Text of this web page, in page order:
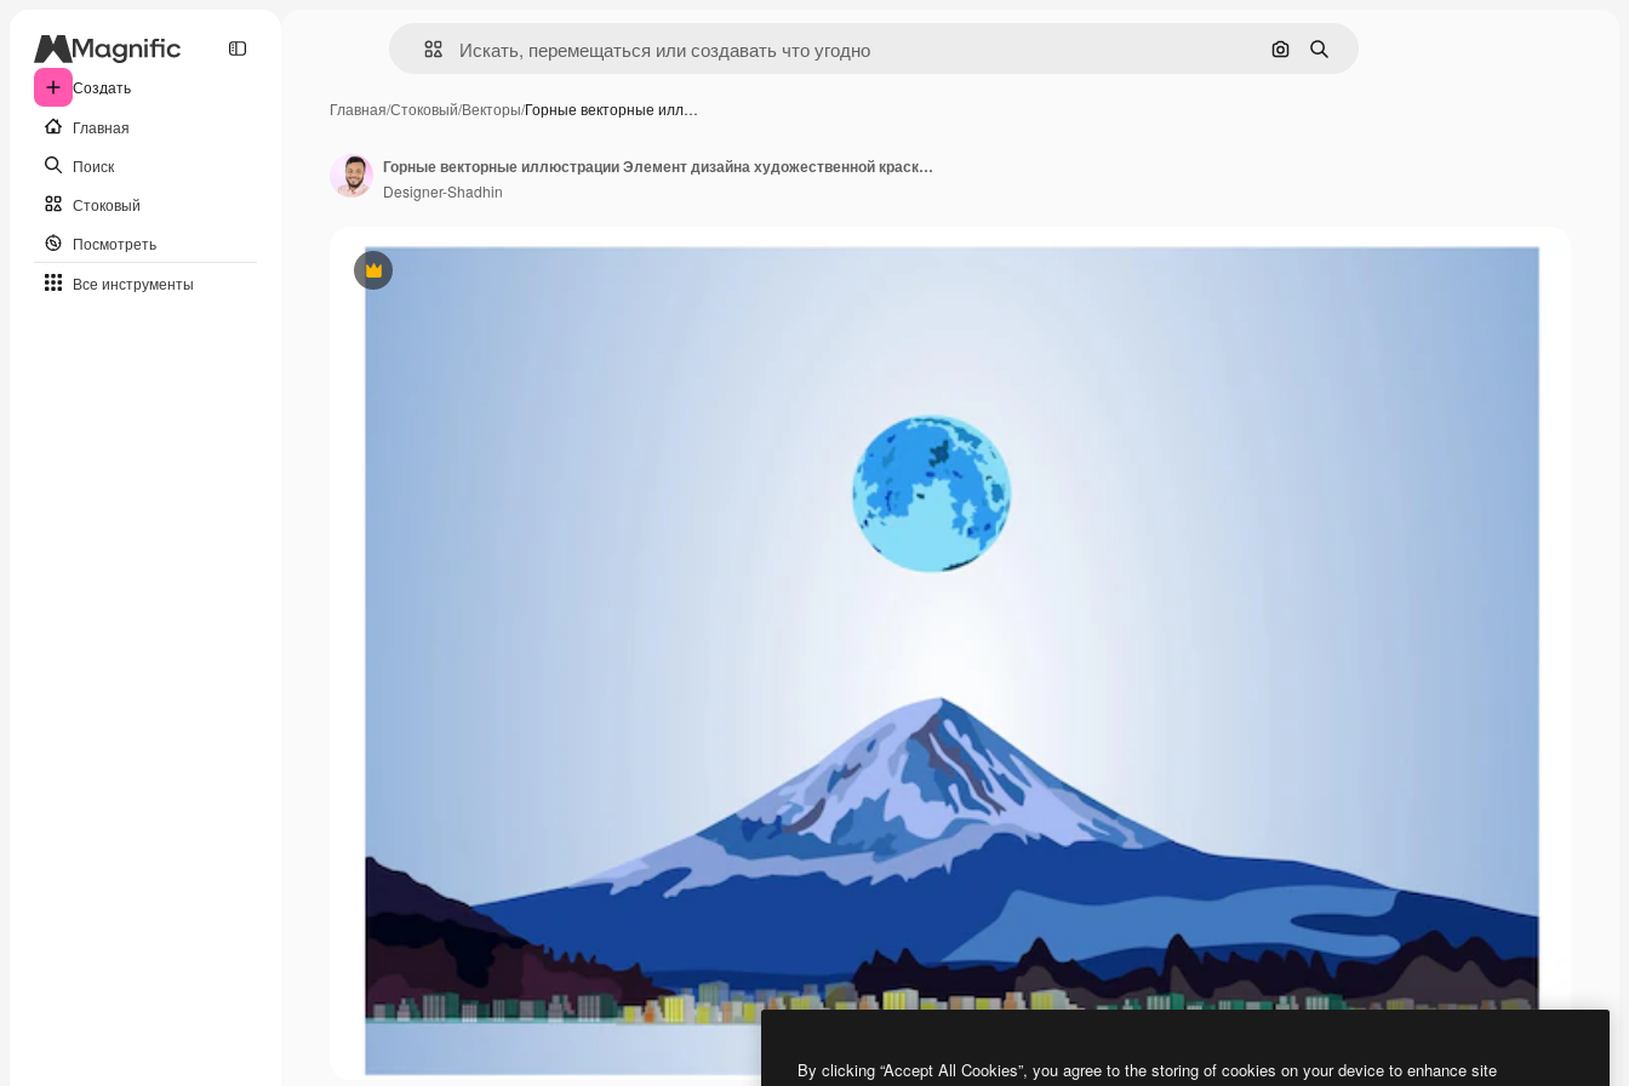
Создать
Главная
Поиск
Стоковый
Посмотреть
Все инструменты
Поиск по изображению
Поиск
Главная/Стоковый/Векторы/Горные векторные илл…
Премиум
Горные векторные иллюстрации Элемент дизайна художественной краски акварельный вектор
Designer-Shadhin
By clicking “Accept All Cookies”, you agree to the storing of cookies on your device to enhance site